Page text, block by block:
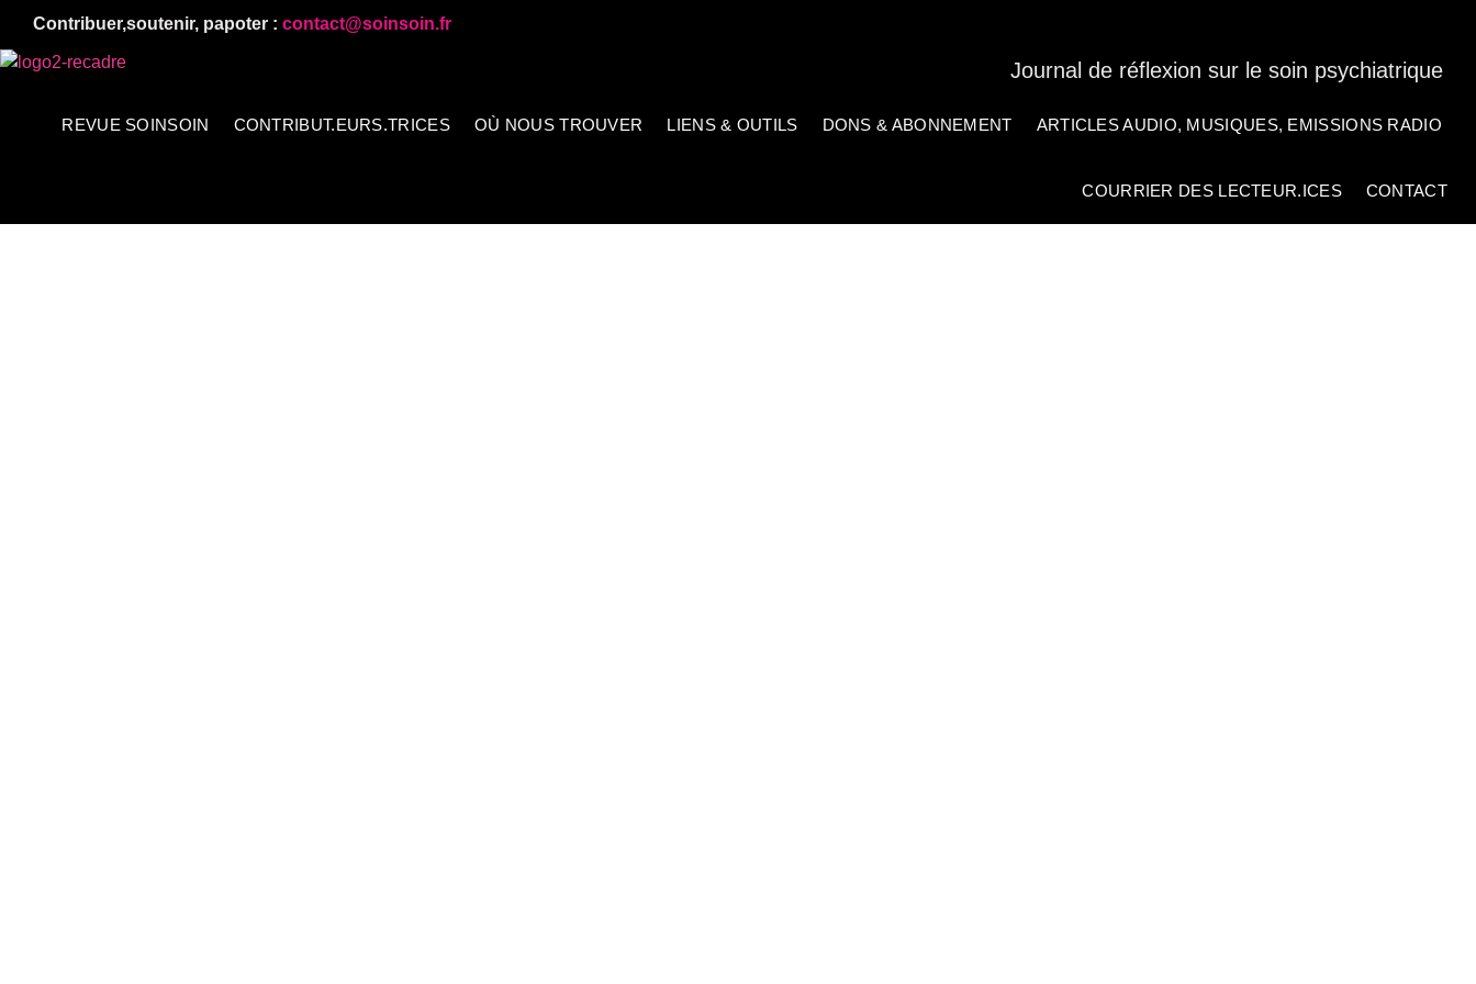
Contribuer,soutenir, papoter : contact@soinsoin.fr
Journal de réflexion sur le soin psychiatrique
REVUE SOINSOIN CONTRIBUT.EURS.TRICES OÙ NOUS TROUVER LIENS & OUTILS DONS & ABONNEMENT ARTICLES AUDIO, MUSIQUES, EMISSIONS RADIO
COURRIER DES LECTEUR.ICES CONTACT